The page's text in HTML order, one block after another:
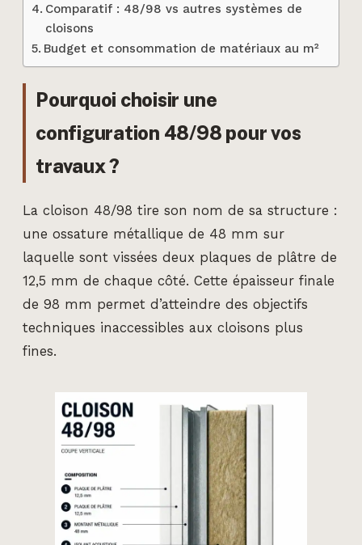
Comparatif : 48/98 vs autres systèmes de
cloisons
Budget et consommation de matériaux au m²
Pourquoi choisir une
configuration 48/98 pour vos
travaux ?
La cloison 48/98 tire son nom de sa structure :
une ossature métallique de 48 mm sur
laquelle sont vissées deux plaques de plâtre de
12,5 mm de chaque côté. Cette épaisseur finale
de 98 mm permet d’atteindre des objectifs
techniques inaccessibles aux cloisons plus
fines.